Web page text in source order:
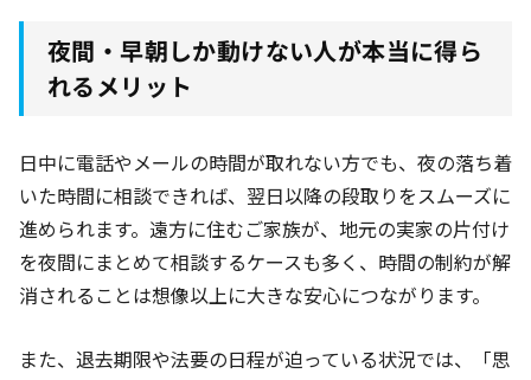
夜間・早朝しか動けない人が本当に得ら
れるメリット
日中に電話やメールの時間が取れない方でも、夜の落ち着
いた時間に相談できれば、翌日以降の段取りをスムーズに
進められます。遠方に住むご家族が、地元の実家の片付け
を夜間にまとめて相談するケースも多く、時間の制約が解
消されることは想像以上に大きな安心につながります。
また、退去期限や法要の日程が迫っている状況では、「思